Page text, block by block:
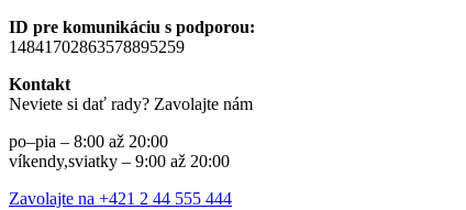
ID pre komunikáciu s podporou:
14841702863578895259
Kontakt
Neviete si dať rady? Zavolajte nám
po–pia – 8:00 až 20:00
víkendy,sviatky – 9:00 až 20:00
Zavolajte na +421 2 44 555 444